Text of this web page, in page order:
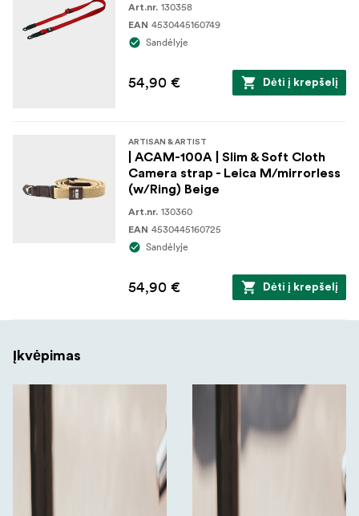
Art.nr. 130358
EAN 4530445160749
Sandėlyje
54,90 € Dėti į krepšelį
ARTISAN & ARTIST
| ACAM-100A | Slim & Soft Cloth
Camera strap - Leica M/mirrorless
(w/Ring) Beige
Art.nr. 130360
EAN 4530445160725
Sandėlyje
54,90 € Dėti į krepšelį
Įkvėpimas